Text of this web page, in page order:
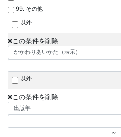
99. その他
以外
この条件を削除
以外
この条件を削除
~